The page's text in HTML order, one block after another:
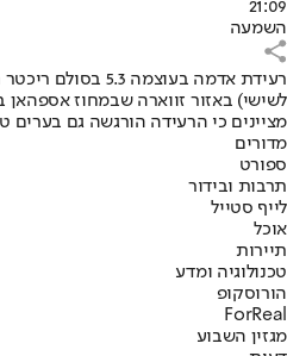
21:09
השמעה
רעידת אדמה בעוצמה
מציינים כי הרעידה הורגשה גם בערים
מדורים
ספורט
תרבות ובידור
לייף סטייל
אוכל
תיירות
טכנולוגיה ומדע
הורוסקופ
ForReal
מגזין השבוע